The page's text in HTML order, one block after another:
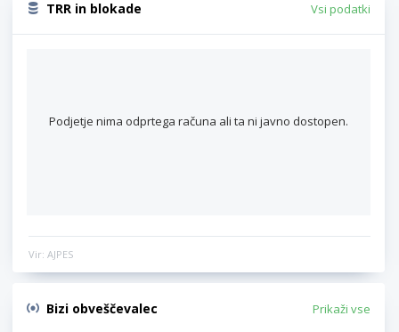
TRR in blokade Vsi podatki
Podjetje nima odprtega računa ali ta ni javno dostopen.
Vir: AJPES
Bizi obveščevalec Prikaži vse